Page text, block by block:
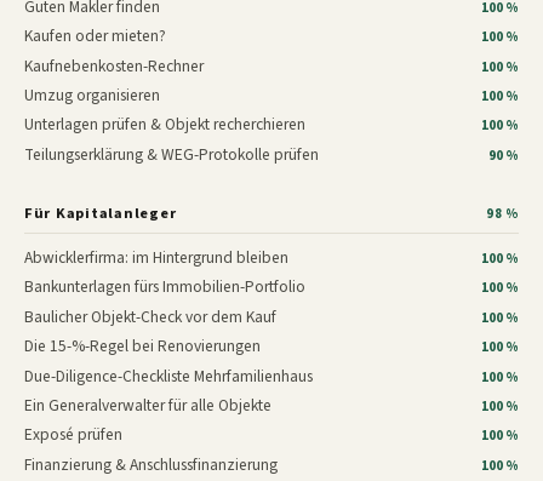
Guten Makler finden 100 %
Kaufen oder mieten? 100 %
Kaufnebenkosten-Rechner 100 %
Umzug organisieren 100 %
Unterlagen prüfen & Objekt recherchieren 100 %
Teilungserklärung & WEG-Protokolle prüfen 90 %
Für Kapitalanleger 98 %
Abwicklerfirma: im Hintergrund bleiben 100 %
Bankunterlagen fürs Immobilien-Portfolio 100 %
Baulicher Objekt-Check vor dem Kauf 100 %
Die 15-%-Regel bei Renovierungen 100 %
Due-Diligence-Checkliste Mehrfamilienhaus 100 %
Ein Generalverwalter für alle Objekte 100 %
Exposé prüfen 100 %
Finanzierung & Anschlussfinanzierung 100 %